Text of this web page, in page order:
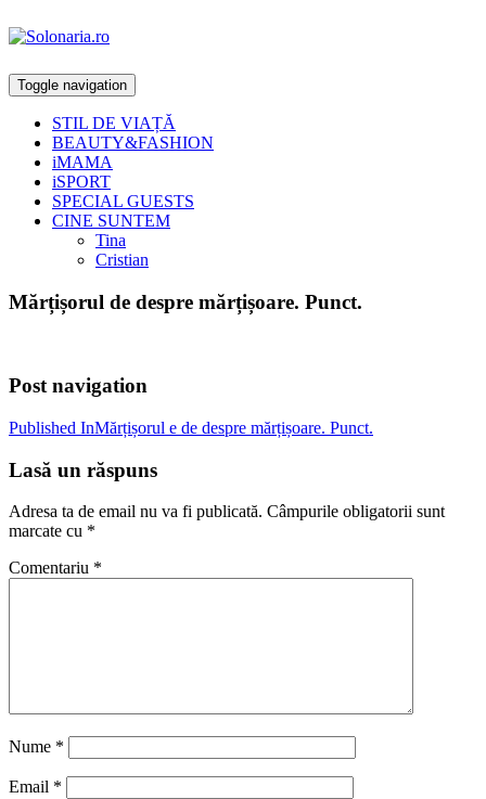
Toggle navigation
STIL DE VIAȚĂ
BEAUTY&FASHION
iMAMA
iSPORT
SPECIAL GUESTS
CINE SUNTEM
Tina
Cristian
Mărțișorul de despre mărțișoare. Punct.
Post navigation
Published InMărțișorul e de despre mărțișoare. Punct.
Lasă un răspuns
Adresa ta de email nu va fi publicată. Câmpurile obligatorii sunt
marcate cu *
Comentariu *
Nume *
Email *